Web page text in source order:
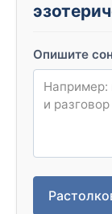
Опишите сон